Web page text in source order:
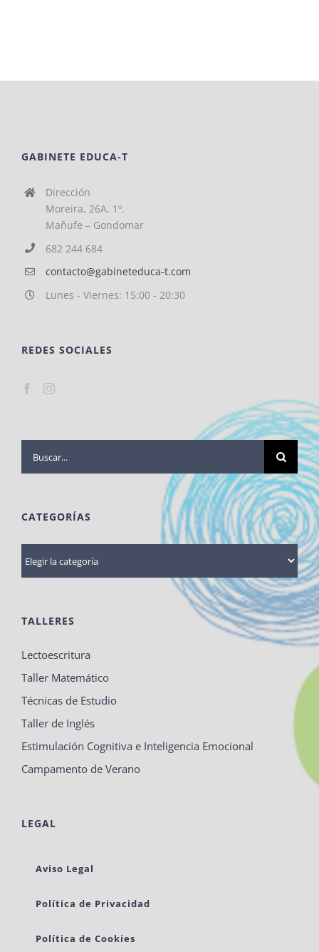
GABINETE EDUCA-T
Dirección
Moreira, 26A. 1º.
Mañufe – Gondomar
682 244 684
contacto@gabineteduca-t.com
Lunes - Viernes: 15:00 - 20:30
REDES SOCIALES
Buscar:
CATEGORÍAS
Categorías
TALLERES
Lectoescritura
Taller Matemático
Técnicas de Estudio
Taller de Inglés
Estimulación Cognitiva e Inteligencia Emocional
Campamento de Verano
LEGAL
Aviso Legal
Política de Privacidad
Política de Cookies